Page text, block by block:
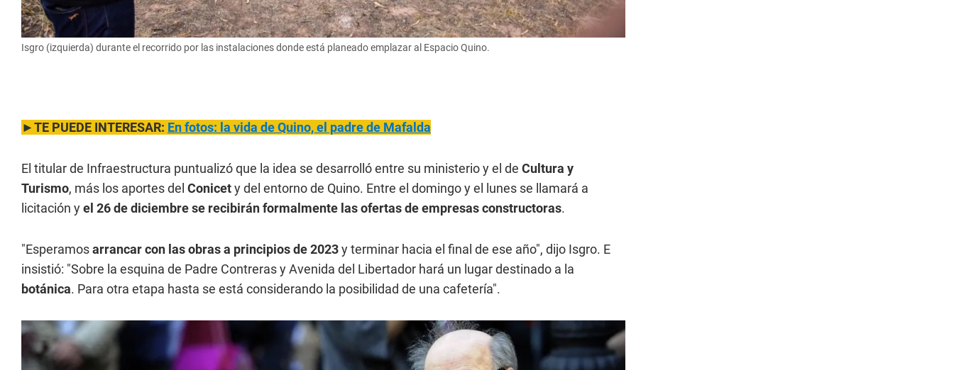
Isgro (izquierda) durante el recorrido por las instalaciones donde está planeado emplazar al Espacio Quino.
►TE PUEDE INTERESAR: En fotos: la vida de Quino, el padre de Mafalda
El titular de Infraestructura puntualizó que la idea se desarrolló entre su ministerio y el de Cultura y
Turismo, más los aportes del Conicety del entorno de Quino. Entre el domingo y el lunes se llamará a
licitación yel 26 de diciembre se recibirán formalmente las ofertas de empresas constructoras.
"Esperamosarrancar con las obras a principios de 2023y terminar hacia el final de ese año", dijo Isgro. E
insistió: "Sobre la esquina de Padre Contreras y Avenida del Libertador hará un lugar destinado a la
botánica. Para otra etapa hasta se está considerando la posibilidad de una cafetería".